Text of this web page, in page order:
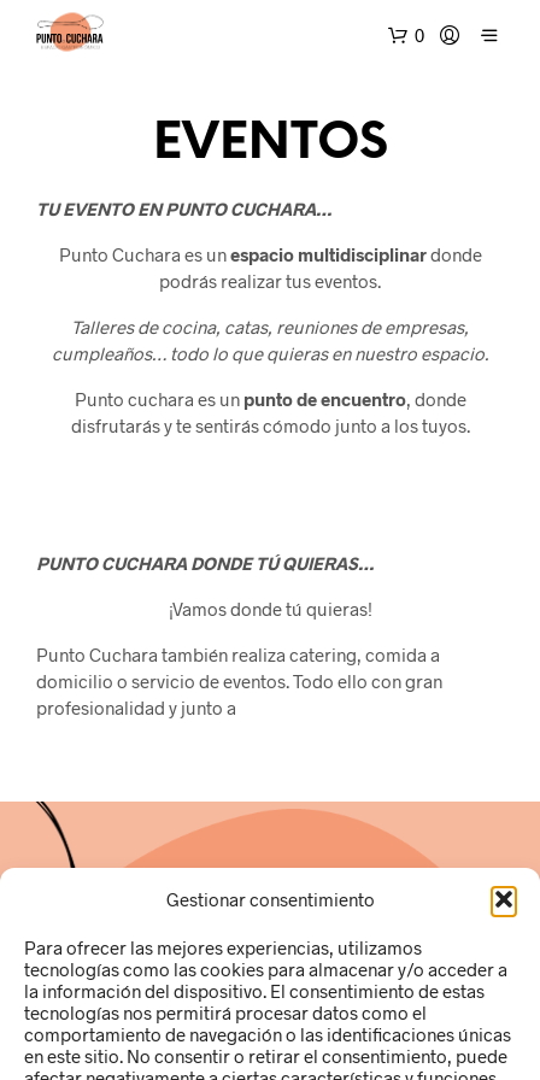
Gestionar consentimiento
Para ofrecer las mejores experiencias, utilizamos
tecnologías como las cookies para almacenar y/o acceder a
la información del dispositivo. El consentimiento de estas
tecnologías nos permitirá procesar datos como el
comportamiento de navegación o las identificaciones únicas
en este sitio. No consentir o retirar el consentimiento, puede
0
EVENTOS
TU EVENTO EN PUNTO CUCHARA…
Punto Cuchara es unespacio multidisciplinardonde
podrás realizar tus eventos.
Talleres de cocina, catas, reuniones de empresas,
cumpleaños… todo lo que quieras en nuestro espacio.
Punto cuchara es un punto de encuentro, donde
disfrutarás y te sentirás cómodo junto a los tuyos.
PUNTO CUCHARA DONDE TÚ QUIERAS…
¡Vamos donde tú quieras!
Punto Cuchara también realiza catering, comida a
domicilio o servicio de eventos. Todo ello con gran
profesionalidad y junto a
Ana Pamies Hernández
49250269R
c/Gabriel Miró, 9 local B (03181)